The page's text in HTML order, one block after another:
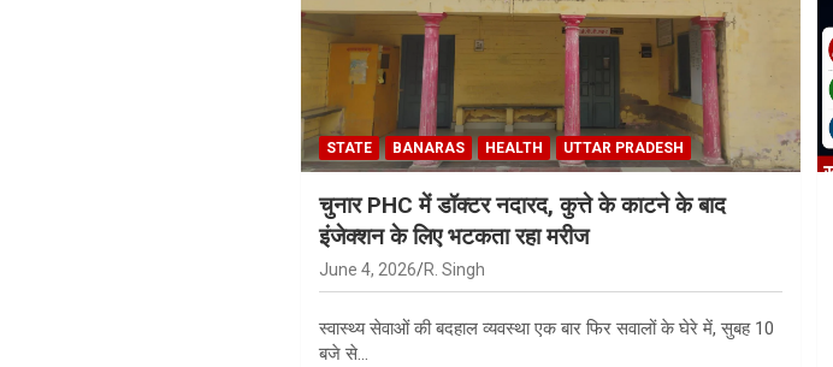
STATE BANARAS HEALTH UTTAR PRADESH
चुनार PHC में डॉक्टर नदारद, कुत्ते के काटने के बाद
इंजेक्शन के लिए भटकता रहा मरीज
June 4, 2026 R. Singh
स्वास्थ्य सेवाओं की बदहाल व्यवस्था एक बार फिर सवालों के घेरे में, सुबह 10
बजे से…